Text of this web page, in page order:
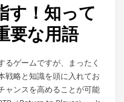
す！知って
要な用語
るゲームですが、まったく
戦略と知識を頭に入れてお
ャンスを高めることが可能